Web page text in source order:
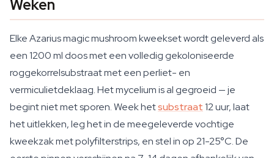
Weken
Elke Azarius magic mushroom kweekset wordt geleverd als
een 1200 ml doos met een volledig gekoloniseerde
roggekorrelsubstraat met een perliet- en
vermiculietdeklaag. Het mycelium is al gegroeid — je
begint niet met sporen. Week hetsubstraat12 uur, laat
het uitlekken, leg het in de meegeleverde vochtige
kweekzak met polyfilterstrips, en stel in op 21-25°C. De